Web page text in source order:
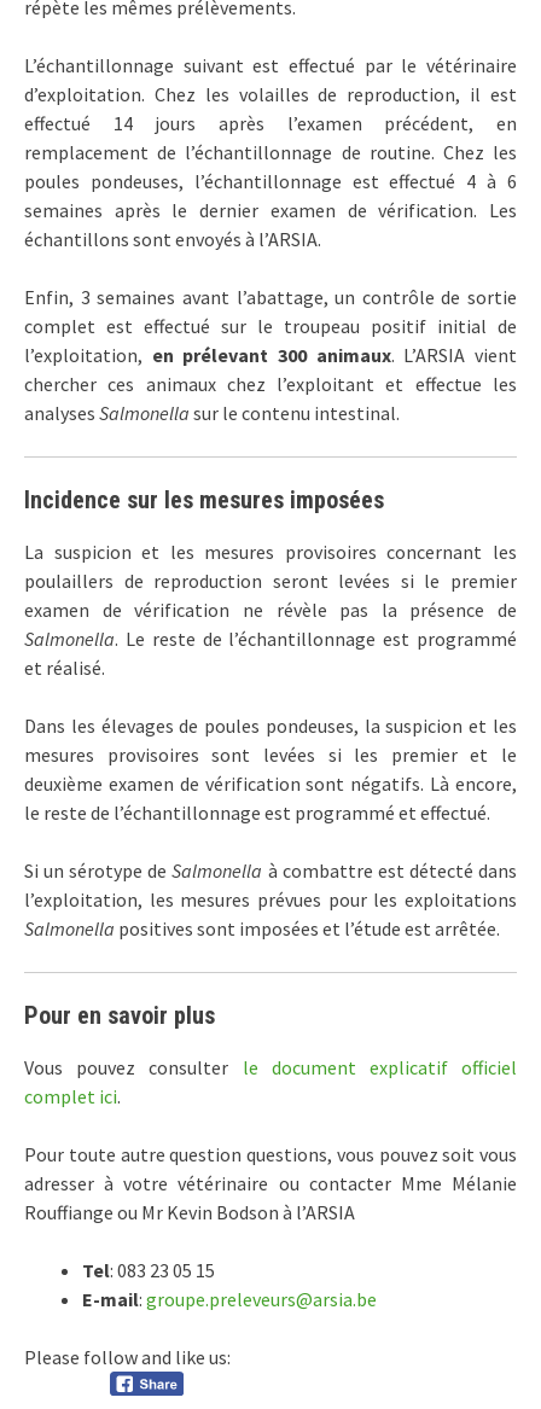
répète les mêmes prélèvements.
L’échantillonnage suivant est effectué par le vétérinaire
d’exploitation. Chez les volailles de reproduction, il est
effectué 14 jours après l’examen précédent, en
remplacement de l’échantillonnage de routine. Chez les
poules pondeuses, l’échantillonnage est effectué 4 à 6
semaines après le dernier examen de vérification. Les
échantillons sont envoyés à l’ARSIA.
Enfin, 3 semaines avant l’abattage, un contrôle de sortie
complet est effectué sur le troupeau positif initial de
l’exploitation, en prélevant 300 animaux. L’ARSIA vient
chercher ces animaux chez l’exploitant et effectue les
analyses Salmonella sur le contenu intestinal.
Incidence sur les mesures imposées
La suspicion et les mesures provisoires concernant les
poulaillers de reproduction seront levées si le premier
examen de vérification ne révèle pas la présence de
Salmonella. Le reste de l’échantillonnage est programmé
et réalisé.
Dans les élevages de poules pondeuses, la suspicion et les
mesures provisoires sont levées si les premier et le
deuxième examen de vérification sont négatifs. Là encore,
le reste de l’échantillonnage est programmé et effectué.
Si un sérotype deSalmonella à combattre est détecté dans
l’exploitation, les mesures prévues pour les exploitations
Salmonella positives sont imposées et l’étude est arrêtée.
Pour en savoir plus
Vous pouvez consulter le document explicatif officiel
complet ici.
Pour toute autre question questions, vous pouvez soit vous
adresser à votre vétérinaire ou contacter Mme Mélanie
Rouffiange ou Mr Kevin Bodson à l’ARSIA
Tel: 083 23 05 15
E-mail: groupe.preleveurs@arsia.be
Please follow and like us: